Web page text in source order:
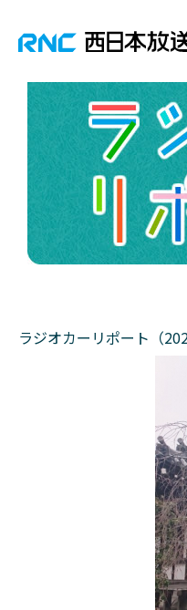
ラジオカーリポート（